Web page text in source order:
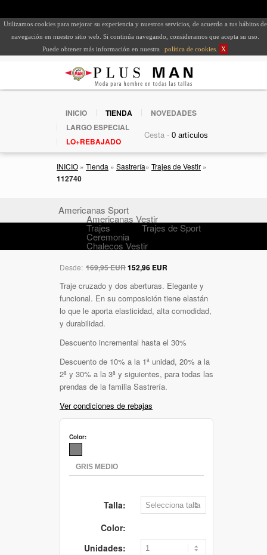
Utilizamos cookies para mejorar su experiencia y nuestros servicios, de acuerdo a tus hábitos de
navegación en nuestro sitio web. Si continúa navegando, consideramos que acepta su uso.
Puede obtener más información en nuestra
política de cookies X
INICIO TIENDA
NOVEDADES
LARGO ESPECIAL
LO+REBAJADO
Cesta -
INICIO » Tienda » Sastrería» Trajes de Vestir »
112740
Americanas Sport
Americanas Vestir
Trajes Trajes de Sport
Ceremonia
Chalecos Vestir
Desde: 169,95 EUR152,96 EUR
Traje cruzado y dos aberturas. Elegante y
funcional. En su composición tiene elastán
lo que le aporta elasticidad, alta comodidad,
y durabilidad.
Descuento incremental hasta el 30%
Descuento de 10% a la 1ª unidad, 20% a la
2ª y 30% a la 3ª y siguientes, para todas las
prendas de la familia Sastrería.
Ver condiciones de rebajas
Color:
Talla:
Color:
Unidades: